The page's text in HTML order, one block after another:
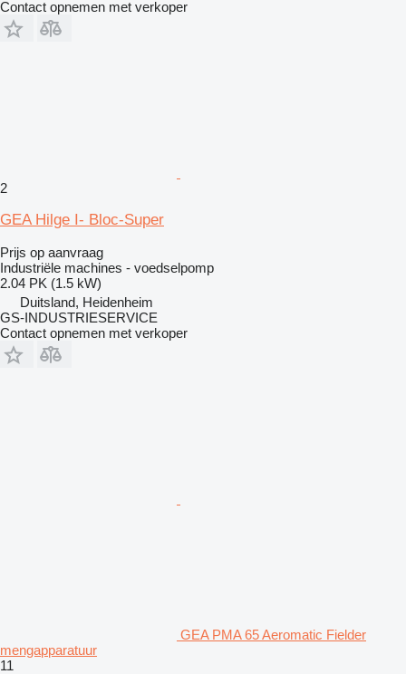
Contact opnemen met verkoper
2
GEA Hilge I- Bloc-Super
Prijs op aanvraag
Industriële machines - voedselpomp
2.04 PK (1.5 kW)
Duitsland, Heidenheim
GS-INDUSTRIESERVICE
Contact opnemen met verkoper
GEA PMA 65 Aeromatic Fielder
mengapparatuur
11